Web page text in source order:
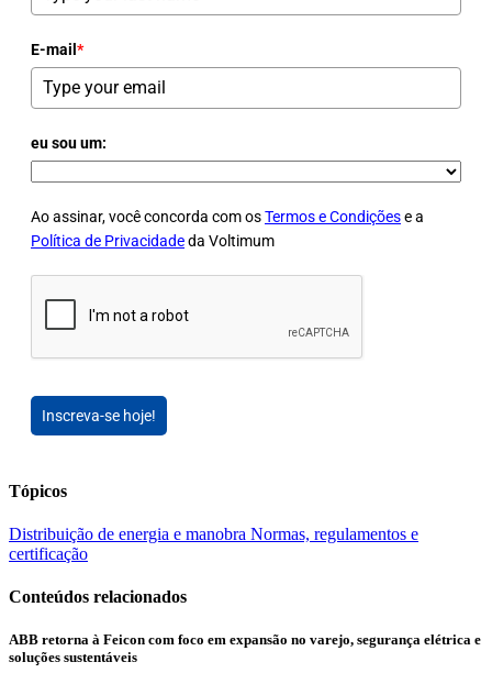
E-mail *
eu sou um:
Ao assinar, você concorda com osTermos e Condiçõese a
Política de Privacidadeda Voltimum
Inscreva-se hoje!
Tópicos
Distribuição de energia e manobra Normas, regulamentos e
certificação
Conteúdos relacionados
ABB retorna à Feicon com foco em expansão no varejo, segurança elétrica e
soluções sustentáveis